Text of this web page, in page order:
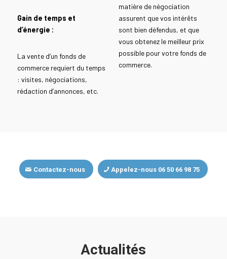
Gain de temps et
d’énergie :
La vente d’un fonds de
commerce requiert du temps
: visites, négociations,
rédaction d’annonces, etc.
matière de négociation
assurent que vos intérêts
sont bien défendus, et que
vous obtenez le meilleur prix
possible pour votre fonds de
commerce.
Contactez-nous Appelez-nous 06 50 66 98 75
Actualités